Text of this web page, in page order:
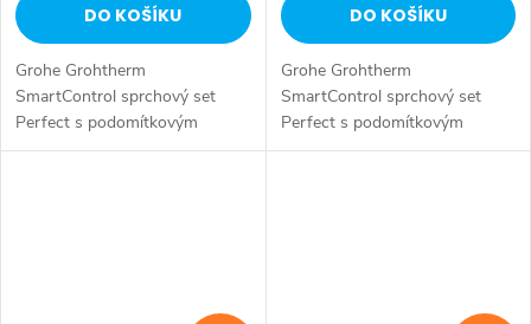
DO KOŠÍKU
Grohe Grohtherm
SmartControl sprchový set
Perfect s podomítkovým
termostatem, 254 mm,
DO KOŠÍKU
Grohe Grohtherm
SmartControl sprchový set
Perfect s podomítkovým
termostatem, 260 mm,